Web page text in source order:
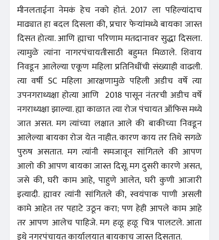
मीनलताईना नेमकं हेच नको होतं. 2017 ला पहिल्यांदाच
माढ्यात हा बदल दिसला की, प्रचार फेऱ्यांमध्ये बायका जास्त
दिसत होत्या. आणि ह्याचा परिणाम मतदानावर सुद्धा दिसला.
त्यामुळे त्यांना नागरपंचायतीसाठी बहुमत मिळाले. शिवाय
निवडून आलेल्या एकूण महिला प्रतिनिधींची संख्याही वाढली.
त्या वर्षी SC महिला आरक्षणामुळे पहिली अडीच वर्षे त्या
उपनगराध्यक्षा होत्या आणि 2018 पासून नंतरची अडीच वर्षे
नगराध्यक्षा झाल्या. ह्या काळात त्या रोज पंचायत ऑफिस मध्ये
जात असत. मग त्यांच्या लक्षात आले की बाकीच्या निवडून
आलेल्या बायका रोज येत नाहीत. कारण काय तर तिथे सगळे
पुरुष असतात. मग त्यांनी समजावून सांगितले की आपण
आलो की आपण बायका जास्त दिसू. मग दुसरी कारणे असत,
जसे की, घरी काम आहे, पाहुणे आलेत, घरी कुणी आजारी
इत्यादी. ह्यावर त्यांनी सांगितले की, स्वयंपाक पाणी असली
कामे आहेत तर पहाटे उठून करा; पण हेही आपले काम आहे
तर आपण आलेच पाहिजे. मग हळू हळू चित्र पालटले. आता
इथे नगरपंचायत कार्यालयात बायकाच जास्त दिसतात.